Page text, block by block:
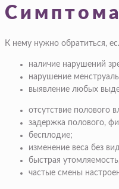
К нему нужно обратиться,
наличие нарушений
нарушение
выявление любых
отсутствие полового
задержка полового,
бесплодие;
изменение веса без
быстрая
частые смены